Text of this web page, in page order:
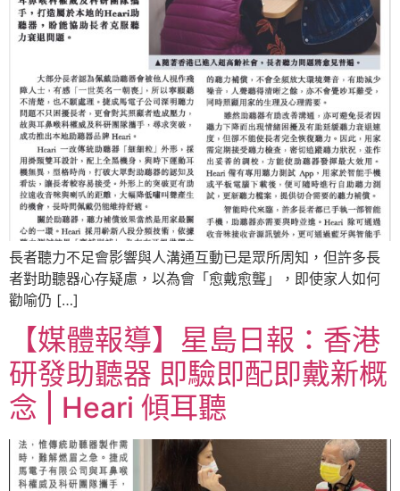
長者聽力不足會影響與人溝通互動已是眾所周知，但許多長
者對助聽器心存疑慮，以為會「愈戴愈聾」，即使家人如何
勸喻仍 […]
【媒體報導】星島日報：香港
研發助聽器 即驗即配即戴新概
念 | Heari 傾耳聽